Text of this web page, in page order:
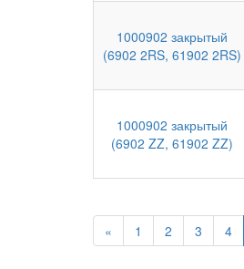
1000902 закрытый
(6902 2RS, 61902 2RS)
1000902 закрытый
(6902 ZZ, 61902 ZZ)
« 1 2 3 4